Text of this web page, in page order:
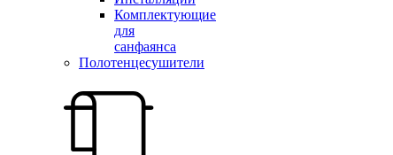
Комплектующие
для
санфаянса
Полотенцесушители